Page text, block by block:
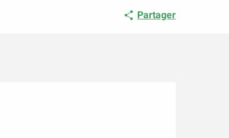
Partager